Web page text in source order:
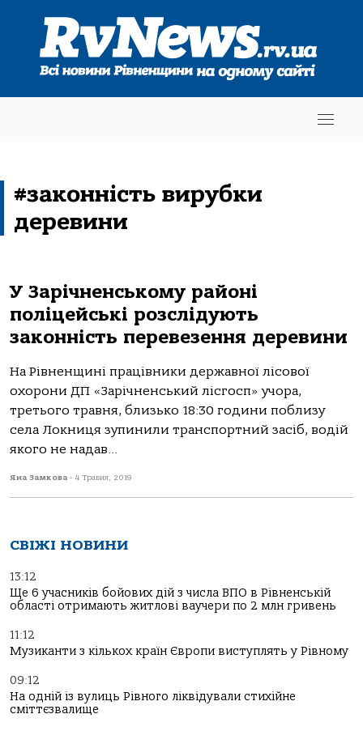
#законність вирубки
деревини
У Зарічненському районі
поліцейські розслідують
законність перевезення деревини
На Рівненщині працівники державної лісової
охорони ДП «Зарічненський лісгосп» учора,
третього травня, близько 18:30 години поблизу
села Локниця зупинили транспортний засіб, водій
якого не надав...
Яна Замкова - 4 Травня, 2019
СВІЖІ НОВИНИ
13:12
Ще 6 учасників бойових дій з числа ВПО в Рівненській
області отримають житлові ваучери по 2 млн гривень
11:12
Музиканти з кількох країн Європи виступлять у Рівному
09:12
На одній із вулиць Рівного ліквідували стихійне
сміттєзвалище